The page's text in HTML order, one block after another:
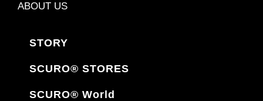
ABOUT US
STORY
SCURO® STORES
SCURO® World